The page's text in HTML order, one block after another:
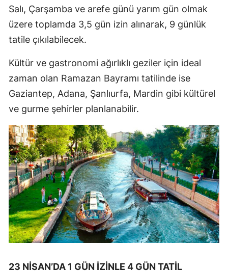
Salı, Çarşamba ve arefe günü yarım gün olmak
üzere toplamda 3,5 gün izin alınarak, 9 günlük
tatile çıkılabilecek.
Kültür ve gastronomi ağırlıklı geziler için ideal
zaman olan Ramazan Bayramı tatilinde ise
Gaziantep, Adana, Şanlıurfa, Mardin gibi kültürel
ve gurme şehirler planlanabilir.
23 NİSAN’DA 1 GÜN İZİNLE 4 GÜN TATİL